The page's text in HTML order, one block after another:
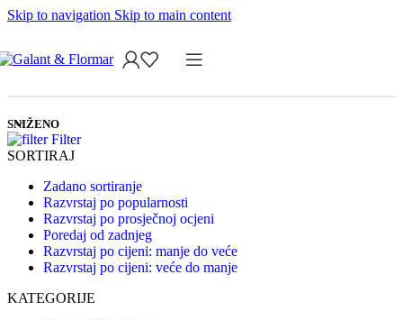
Skip to navigation Skip to main content
SNIŽENO
Filter
SORTIRAJ
Zadano sortiranje
Razvrstaj po popularnosti
Razvrstaj po prosječnoj ocjeni
Poredaj od zadnjeg
Razvrstaj po cijeni: manje do veće
Razvrstaj po cijeni: veće do manje
KATEGORIJE